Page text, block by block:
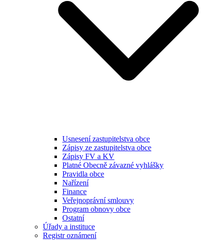
Usnesení zastupitelstva obce
Zápisy ze zastupitelstva obce
Zápisy FV a KV
Platné Obecně závazné vyhlášky
Pravidla obce
Nařízení
Finance
Veřejnoprávní smlouvy
Program obnovy obce
Ostatní
Úřady a instituce
Registr oznámení